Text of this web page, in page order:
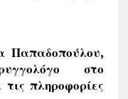
Παπαδοπούλου,
στο
τις πληροφορίες